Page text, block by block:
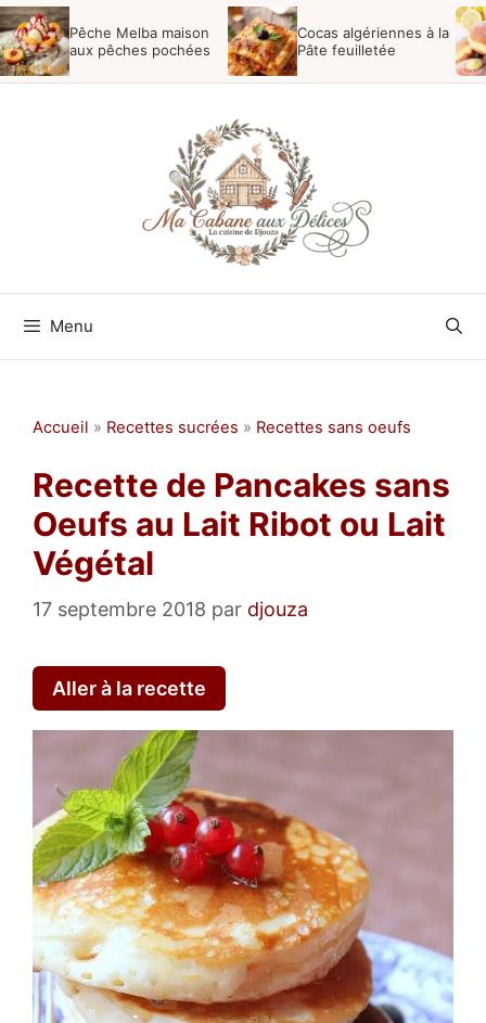
Aller
au
contenu
Pêche Melba maison
aux pêches pochées
Cocas algériennes à la
Pâte feuilletée
Menu
Accueil » Recettes sucrées » Recettes sans oeufs
Recette de Pancakes sans
Oeufs au Lait Ribot ou Lait
Végétal
17 septembre 2018 par djouza
Aller à la recette